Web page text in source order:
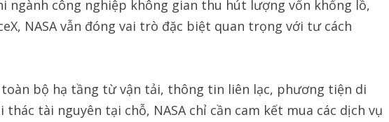
ngành công nghiệp không gian thu hút lượng vốn khổng lồ,
NASA vẫn đóng vai trò đặc biệt quan trọng với tư cách
bộ hạ tầng từ vận tải, thông tin liên lạc, phương tiện di
tài nguyên tại chỗ, NASA chỉ cần cam kết mua các dịch vụ